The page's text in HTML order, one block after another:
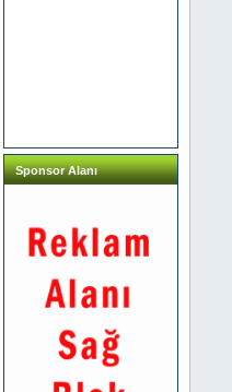
Sponsor Alanı